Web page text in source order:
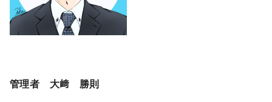
管理者 大﨑 勝則